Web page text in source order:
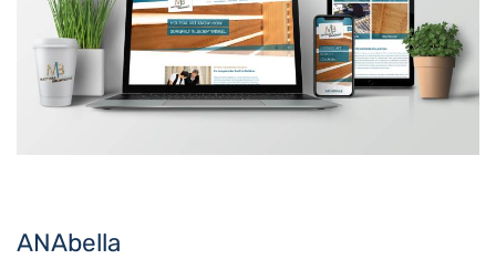
ANAbella